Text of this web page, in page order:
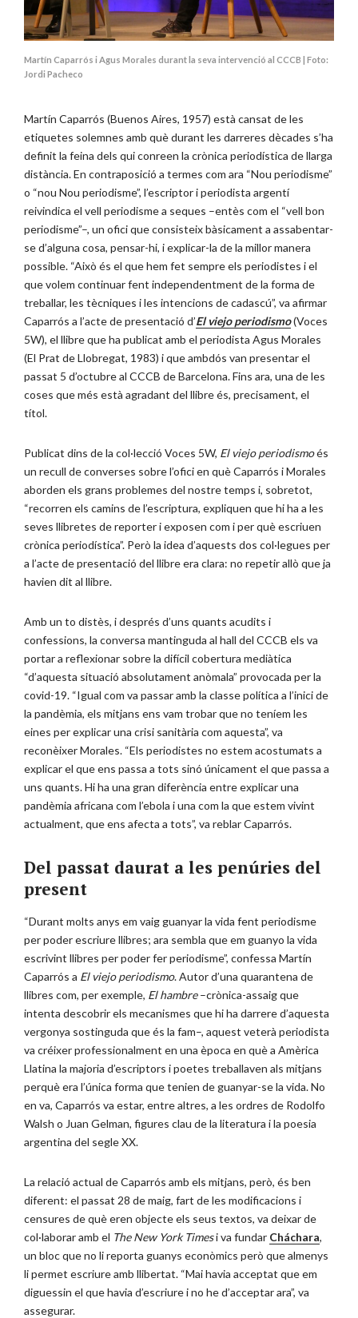
Martín Caparrós i Agus Morales durant la seva intervenció al CCCB | Foto:
Jordi Pacheco
Martín Caparrós (Buenos Aires, 1957) està cansat de les
etiquetes solemnes amb què durant les darreres dècades s’ha
definit la feina dels qui conreen la crònica periodística de llarga
distància. En contraposició a termes com ara “Nou periodisme”
o “nou Nou periodisme”, l’escriptor i periodista argentí
reivindica el vell periodisme a seques –entès com el “vell bon
periodisme”–, un ofici que consisteix bàsicament a assabentar-
se d’alguna cosa, pensar-hi, i explicar-la de la millor manera
possible. “Això és el que hem fet sempre els periodistes i el
que volem continuar fent independentment de la forma de
treballar, les tècniques i les intencions de cadascú”, va afirmar
Caparrós a l’acte de presentació d’El viejo periodismo(Voces
5W), el llibre que ha publicat amb el periodista Agus Morales
(El Prat de Llobregat, 1983) i que ambdós van presentar el
passat 5 d’octubre al CCCB de Barcelona. Fins ara, una de les
coses que més està agradant del llibre és, precisament, el
títol.
Publicat dins de la col·lecció Voces 5W, El viejo periodismoés
un recull de converses sobre l’ofici en què Caparrós i Morales
aborden els grans problemes del nostre temps i, sobretot,
“recorren els camins de l’escriptura, expliquen que hi ha a les
seves llibretes de reporter i exposen com i per què escriuen
crònica periodística”. Però la idea d’aquests dos col·legues per
a l’acte de presentació del llibre era clara: no repetir allò que ja
havien dit al llibre.
Amb un to distès, i després d’uns quants acudits i
confessions, la conversa mantinguda al hall del CCCB els va
portar a reflexionar sobre la difícil cobertura mediàtica
“d’aquesta situació absolutament anòmala” provocada per la
covid-19. “Igual com va passar amb la classe política a l’inici de
la pandèmia, els mitjans ens vam trobar que no teníem les
eines per explicar una crisi sanitària com aquesta”, va
reconèixer Morales. “Els periodistes no estem acostumats a
explicar el que ens passa a tots sinó únicament el que passa a
uns quants. Hi ha una gran diferència entre explicar una
pandèmia africana com l’ebola i una com la que estem vivint
actualment, que ens afecta a tots”, va reblar Caparrós.
Del passat daurat a les penúries del
present
“Durant molts anys em vaig guanyar la vida fent periodisme
per poder escriure llibres; ara sembla que em guanyo la vida
escrivint llibres per poder fer periodisme”, confessa Martín
Caparrós a El viejo periodismo. Autor d’una quarantena de
llibres com, per exemple, El hambre–crònica-assaig que
intenta descobrir els mecanismes que hi ha darrere d’aquesta
vergonya sostinguda que és la fam–, aquest veterà periodista
va créixer professionalment en una època en què a Amèrica
Llatina la majoria d’escriptors i poetes treballaven als mitjans
perquè era l’única forma que tenien de guanyar-se la vida. No
en va, Caparrós va estar, entre altres, a les ordres de Rodolfo
Walsh o Juan Gelman, figures clau de la literatura i la poesia
argentina del segle XX.
La relació actual de Caparrós amb els mitjans, però, és ben
diferent: el passat 28 de maig, fart de les modificacions i
censures de què eren objecte els seus textos, va deixar de
col·laborar amb el The New York Timesi va fundar Cháchara,
un bloc que no li reporta guanys econòmics però que almenys
li permet escriure amb llibertat. “Mai havia acceptat que em
diguessin el que havia d’escriure i no he d’acceptar ara”, va
assegurar.